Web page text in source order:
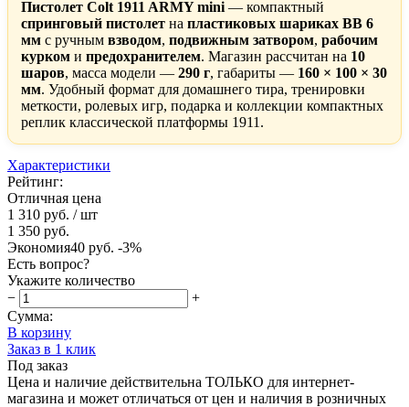
Пистолет Colt 1911 ARMY mini — компактный
спринговый пистолет на пластиковых шариках BB 6
мм с ручным взводом, подвижным затвором, рабочим
курком и предохранителем. Магазин рассчитан на 10
шаров, масса модели — 290 г, габариты — 160 × 100 × 30
мм. Удобный формат для домашнего тира, тренировки
меткости, ролевых игр, подарка и коллекции компактных
реплик классической платформы 1911.
Характеристики
Рейтинг:
Отличная цена
1 310 руб. / шт
1 350 руб.
Экономия40 руб. -3%
Есть вопрос?
Укажите количество
−
+
Сумма:
В корзину
Заказ в 1 клик
Под заказ
Цена и наличие действительна ТОЛЬКО для интернет-
магазина и может отличаться от цен и наличия в розничных